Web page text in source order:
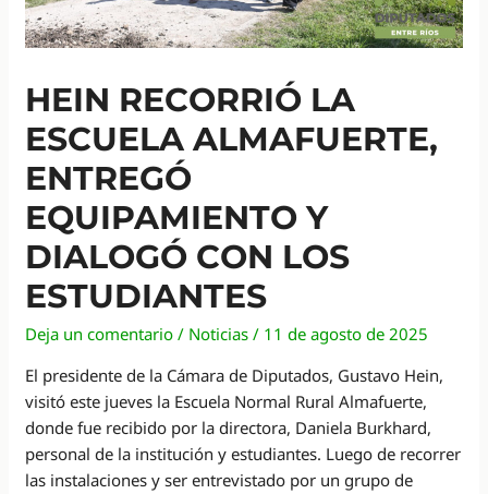
HEIN RECORRIÓ LA
ESCUELA ALMAFUERTE,
ENTREGÓ
EQUIPAMIENTO Y
DIALOGÓ CON LOS
ESTUDIANTES
Deja un comentario / Noticias / 11 de agosto de 2025
El presidente de la Cámara de Diputados, Gustavo Hein,
visitó este jueves la Escuela Normal Rural Almafuerte,
donde fue recibido por la directora, Daniela Burkhard,
personal de la institución y estudiantes. Luego de recorrer
las instalaciones y ser entrevistado por un grupo de